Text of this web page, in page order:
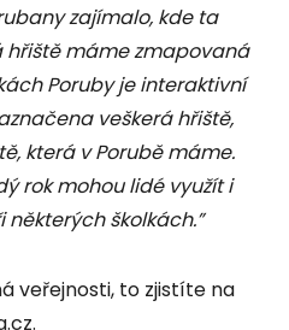
zajímalo, kde ta
hřiště máme zmapovaná
Poruby je interaktivní
veškerá hřiště,
která v Porubě máme.
rok mohou lidé využít i
některých školkách.”
veřejnosti, to zjistíte na